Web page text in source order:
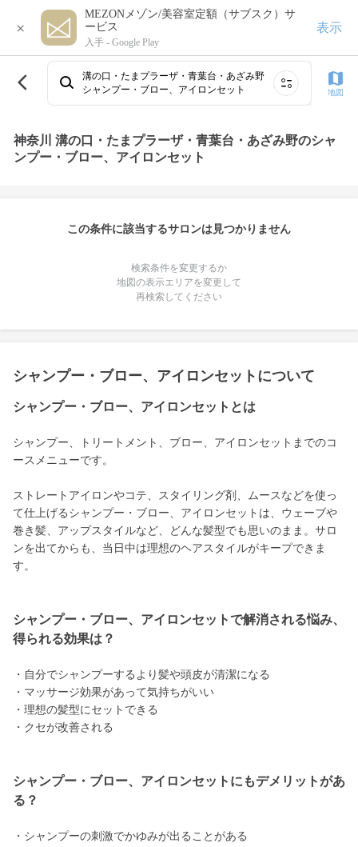
×
MEZONメゾン/美容室定額（サブスク）サ
ービス
入手 - Google Play
表示
溝の口・たまプラーザ・青葉台・あざみ野
シャンプー・ブロー、アイロンセット
地図
神奈川 溝の口・たまプラーザ・青葉台・あざみ野のシャ
ンプー・ブロー、アイロンセット
この条件に該当するサロンは見つかりません
検索条件を変更するか
地図の表示エリアを変更して
再検索してください
シャンプー・ブロー、アイロンセットについて
シャンプー・ブロー、アイロンセットとは
シャンプー、トリートメント、ブロー、アイロンセットまでのコ
ースメニューです。
ストレートアイロンやコテ、スタイリング剤、ムースなどを使っ
て仕上げるシャンプー・ブロー、アイロンセットは、ウェーブや
巻き髪、アップスタイルなど、どんな髪型でも思いのまま。サロ
ンを出てからも、当日中は理想のヘアスタイルがキープできま
す。
シャンプー・ブロー、アイロンセットで解消される悩み、
得られる効果は？
・自分でシャンプーするより髪や頭皮が清潔になる
・マッサージ効果があって気持ちがいい
・理想の髪型にセットできる
・クセが改善される
シャンプー・ブロー、アイロンセットにもデメリットがあ
る？
・シャンプーの刺激でかゆみが出ることがある